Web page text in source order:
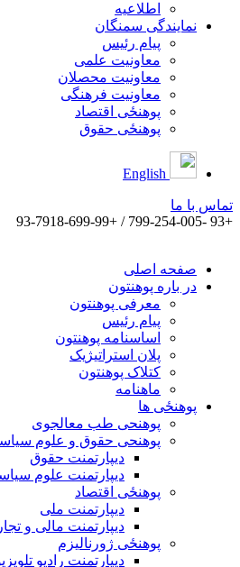
اطلاعیه
نمایندگی سمنگان
پیام رئیس
معاونیت علمی
معاونیت محصلان
معاونیت فرهنگی
پوهنځی اقتصاد
پوهنځی حقوق
تماس ‌با ‌ما
+93 -799-254-005 / +93-7918-699-99
صفحه اصلی
در باره پوهنتون
معرفی پوهنتون
پیام رئیس
اساسنامه پوهنتون
پلان استراتیژیک
کتلاک پوهنتون
ماهنامه
پوهنځی ها
پوهنحی طب معالجوی
پوهنحی حقوق و علوم
دیپارتمنت حقوق
دیپارتمنت علوم
پوهنځی اقتصاد
دیپارتمنت ملی
دیپارتمنت مالی و
پوهنځی ژورنالیزم
دیپارتمنت رادیو